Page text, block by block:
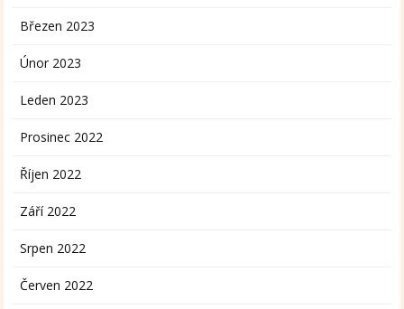
Březen 2023
Únor 2023
Leden 2023
Prosinec 2022
Říjen 2022
Září 2022
Srpen 2022
Červen 2022